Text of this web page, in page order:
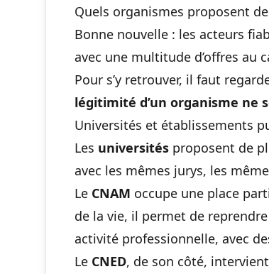
Quels organismes proposent
Bonne nouvelle : les acteurs
avec une multitude d’offres au
Pour s’y retrouver, il faut
légitimité d’un organisme ne
Universités et établissements
Les universités proposent de
avec les mêmes jurys, les
Le CNAM occupe une place
de la vie, il permet de
activité professionnelle, avec
Le CNED, de son côté,